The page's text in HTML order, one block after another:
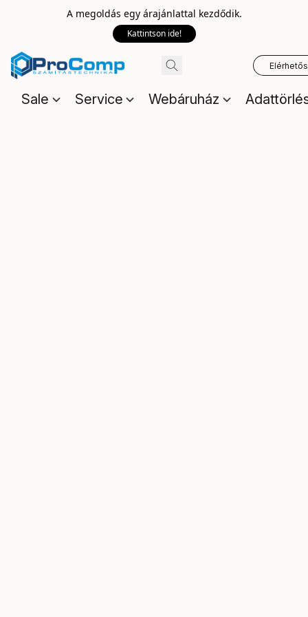
A megoldás egy árajánlattal kezdődik.
Kattintson ide!
Sale Service Webáruház